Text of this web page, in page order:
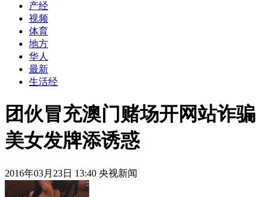
产经
视频
体育
地方
华人
最新
生活经
团伙冒充澳门赌场开网站诈骗
美女发牌添诱惑
2016年03月23日 13:40 央视新闻